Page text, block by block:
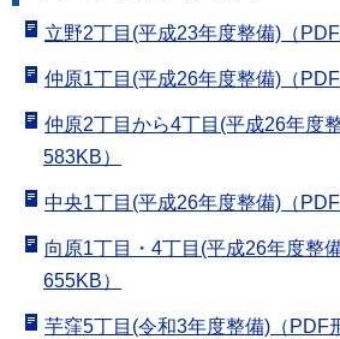
立野2丁目(平成23年度整備)（
仲原1丁目(平成26年度整備)（PDF
仲原2丁目から4丁目(平成26年度
583KB）
中央1丁目(平成26年度整備)（PDF
向原1丁目・4丁目(平成26年度整
655KB）
芋窪5丁目(令和3年度整備)（PDF